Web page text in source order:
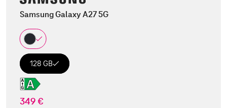
Samsung Galaxy A27 5G
128 GB
349 €